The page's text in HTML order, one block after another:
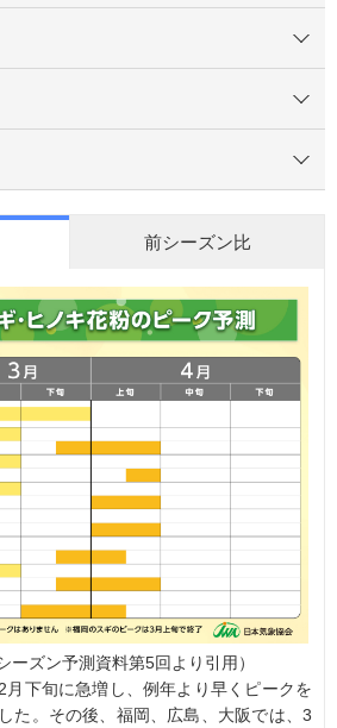
前シーズン比
ズン予測資料第5回より引用）
下旬に急増し、例年より早くピークを
た。その後、福岡、広島、大阪では、3